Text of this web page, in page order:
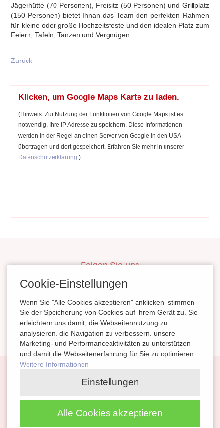
Jägerhütte (70 Personen), Freisitz (50 Personen) und Grillplatz
(150 Personen) bietet Ihnan das Team den perfekten Rahmen
für kleine oder große Hochzeitsfeste und den idealen Platz zum
Feiern, Tafeln, Tanzen und Vergnügen.
Zurück
Klicken, um Google Maps Karte zu laden.
(Hinweis: Zur Nutzung der Funktionen von Google Maps ist es
notwendig, Ihre IP Adresse zu speichern. Diese Informationen
werden in der Regel an einen Server von Google in den USA
übertragen und dort gespeichert. Erfahren Sie mehr in unserer
Datenschutzerklärung .)
Folgen Sie uns
inBerlinHeiraten
HeiratenSachsenAnhalt
magazinheiraten
Kontakt
Cookie-Einstellungen
Wenn Sie "Alle Cookies akzeptieren" anklicken, stimmen
Sie der Speicherung von Cookies auf Ihrem Gerät zu. Sie
erleichtern uns damit, die Webseitennutzung zu
analysieren, die Navigation zu verbessern, unsere
Marketing- und Performanceaktivitäten zu unterstützen
und damit die Webseitenerfahrung für Sie zu optimieren.
Weitere Informationen
Einstellungen
Alle Cookies akzeptieren